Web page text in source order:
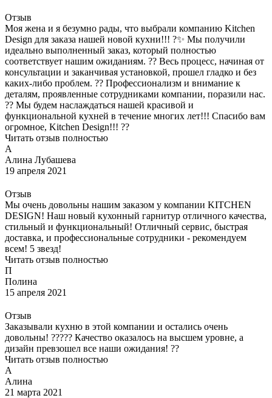
Отзыв
Моя жена и я безумно рады, что выбрали компанию Kitchen
Design для заказа нашей новой кухни!!! ?✨ Мы получили
идеально выполненный заказ, который полностью
соответствует нашим ожиданиям. ?? Весь процесс, начиная от
консультации и заканчивая установкой, прошел гладко и без
каких-либо проблем. ?️? Профессионализм и внимание к
деталям, проявленные сотрудниками компании, поразили нас.
?? Мы будем наслаждаться нашей красивой и
функциональной кухней в течение многих лет!!! Спасибо вам
огромное, Kitchen Design!!! ??
Читать отзыв полностью
А
Алина Лубашева
19 апреля 2021
Отзыв
Мы очень довольны нашим заказом у компании KITCHEN
DESIGN! Наш новый кухонный гарнитур отличного качества,
стильный и функциональный! Отличный сервис, быстрая
доставка, и профессиональные сотрудники - рекомендуем
всем! 5 звезд!
Читать отзыв полностью
П
Полина
15 апреля 2021
Отзыв
Заказывали кухню в этой компании и остались очень
довольны! ????? Качество оказалось на высшем уровне, а
дизайн превзошел все наши ожидания! ??
Читать отзыв полностью
А
Алина
21 марта 2021